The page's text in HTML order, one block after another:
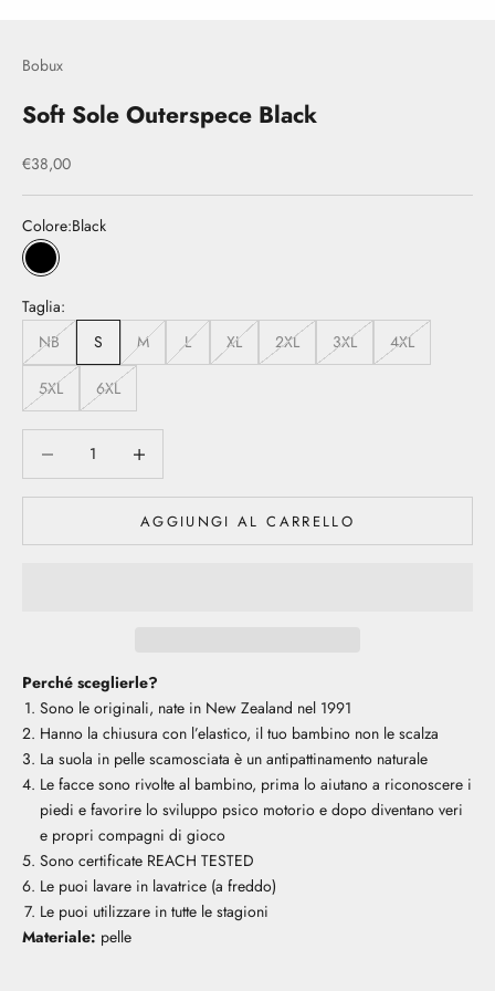
Bobux
Soft Sole Outerspece Black
Prezzo scontato
€38,00
Colore:Black
Black
Taglia:
NB
S M L XL 2XL 3XL 4XL
5XL 6XL
AGGIUNGI AL CARRELLO
Perché sceglierle?
Sono le originali, nate in New Zealand nel 1991
Hanno la chiusura con l’elastico, il tuo bambino non le scalza
La suola in pelle scamosciata è un antipattinamento naturale
Le facce sono rivolte al bambino, prima lo aiutano a riconoscere i
piedi e favorire lo sviluppo psico motorio e dopo diventano veri
e propri compagni di gioco
Sono certificate REACH TESTED
Le puoi lavare in lavatrice (a freddo)
Le puoi utilizzare in tutte le stagioni
Materiale: pelle